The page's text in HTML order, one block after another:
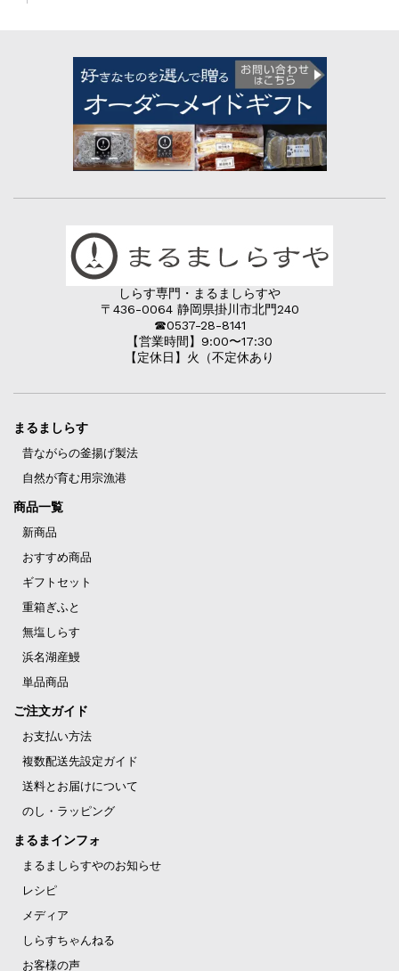
しらす専門・まるましらすや
〒436-0064 静岡県掛川市北門240
☎︎0537-28-8141
【営業時間】9:00〜17:30
【定休日】火（不定休あり
まるましらす
昔ながらの釜揚げ製法
自然が育む用宗漁港
商品一覧
新商品
おすすめ商品
ギフトセット
重箱ぎふと
無塩しらす
浜名湖産鰻
単品商品
ご注文ガイド
お支払い方法
複数配送先設定ガイド
送料とお届けについて
のし・ラッピング
まるまインフォ
まるましらすやのお知らせ
レシピ
メディア
しらすちゃんねる
お客様の声